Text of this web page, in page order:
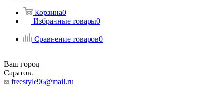
Корзина0
Избранные товары0
Сравнение товаров0
Ваш город
Саратов
freestyle96@mail.ru